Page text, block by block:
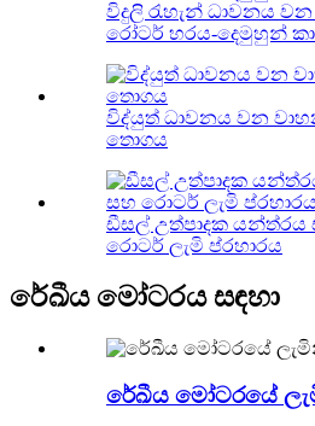
විදුලි රැහැන් ධාවනය
රෝටර් හරය-දෙමුහුන්
විද්යුත් ධාවනය වන
තොගය
ඩීසල් උත්පාදක යන්ත්රය
රොටර් ලැමි ප්රහාරය
රේඛීය මෝටරය සඳහා
රේඛීය මෝටරයේ